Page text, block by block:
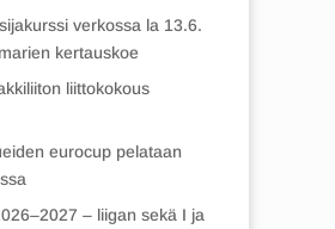
verkossa la 13.6.
kertauskoe
liittokokous
eurocup pelataan
– liigan sekä I ja